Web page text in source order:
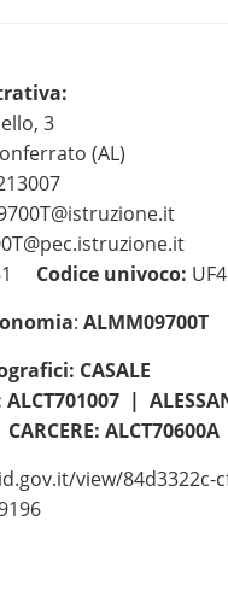
3
(AL)
Codice univoco:
: ALMM09700T
CASALE
ALCT701007 |
CARCERE:
view/84d3322c-